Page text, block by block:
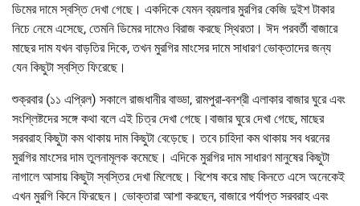
ডিমের দামে স্বস্তি দেখা গেছে। একদিকে যেমন ব্রয়লার মুরগির কেজি দুইশ টাকার
নিচে নেমে এসেছে, তেমনি ডিমের দামেও বিরাজ করছে স্থিরতা। ঈদ পরবর্তী বাজারে
মাছের দাম যখন বাড়তির দিকে, তখন মুরগির মাংসের দামে সাধারণ ভোক্তাদের জন্য
যেন কিছুটা স্বস্তি ফিরেছে।
শুক্রবার (১১ এপ্রিল) সকালে রাজধানীর বাড্ডা, রামপুরা-বনশ্রী এলাকার বাজার ঘুরে এবং
সংশ্লিষ্টদের সঙ্গে কথা বলে এই চিত্র দেখা গেছে।বাজার ঘুরে দেখা গেছে, মাছের
সরবরাহ কিছুটা কম থাকায় দাম কিছুটা বেড়েছে। তবে চাহিদা কম থাকায় সব ধরনের
মুরগির মাংসের দাম তুলনামূলক কমেছে। এদিকে মুরগির দাম সাধারণ মানুষের কিছুটা
নাগালে আসায় কিছুটা স্বস্তির দেখা মিলেছে। বিশেষ করে মাছ কিনতে এসে অনেকেই
এখন মুরগি কিনে ফিরছেন। ভোক্তারা আশা করছেন, বাজারে পর্যাপ্ত সরবরাহ এবং